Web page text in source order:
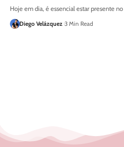
Hoje em dia, é essencial estar presente
Diego Velázquez 3 Min Read